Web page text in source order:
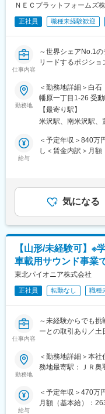
ＮＥＣプラットフォームズ
正社員 職種未経験歓迎
仕事内容
～世界シェアNo.1
リードするポジシ
■本ポジションのミ
オンリーワンを確立
はもちろんですが
す。新製品開発の
ライヤー・社内への
くことがミッション
ラインパトロール、
（2）業務プロセス
（3）当社香港メン
■補足：
・担当製品：テープ
など、大量のデータ
■組織：
工場全体は80名程
を中心に
国内顧客・海外顧
今回は海外向けチ
（出張は年1～2回
◇製品：当社のテー
ネ、そして高いセキ
勤務地
＜勤務地詳細＞白
幡原一丁目1-26 受
定める事業所（リモ
【最寄り駅】
米沢駅、南米沢駅、
給与
＜予定年収＞840万
し＜賃金内訳＞月
を通じて上下する
た表記です。気になる
【山形/未経験可】
車載用サウンド事業
東北パイオニア株式会社
正社員 転勤なし 職種
仕事内容
～未経験からでも
ーとの取引あり／
■業務内容：
スピーカーの材料開
■業務詳細：
勤務地
＜勤務地詳細＞本
務地最寄駅：ＪＲ奥
給与
＜予定年収＞470万
月額（基本給）：